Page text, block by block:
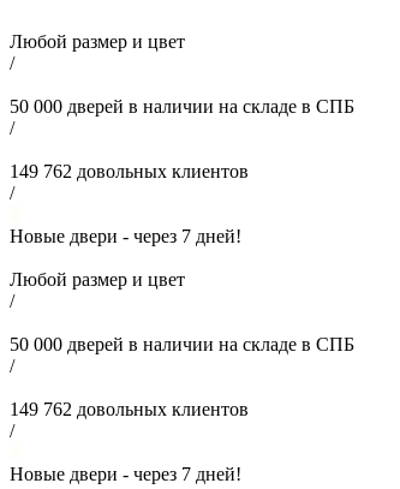
Любой размер и цвет
/
50 000 дверей в наличии на складе в СПБ
/
149 762 довольных клиентов
/
Новые двери - через 7 дней!
Любой размер и цвет
/
50 000 дверей в наличии на складе в СПБ
/
149 762 довольных клиентов
/
Новые двери - через 7 дней!